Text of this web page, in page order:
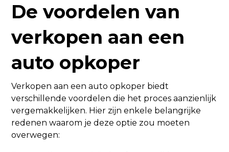
De voordelen van
verkopen aan een
auto opkoper
Verkopen aan een auto opkoper biedt
verschillende voordelen die het proces aanzienlijk
vergemakkelijken. Hier zijn enkele belangrijke
redenen waarom je deze optie zou moeten
overwegen: